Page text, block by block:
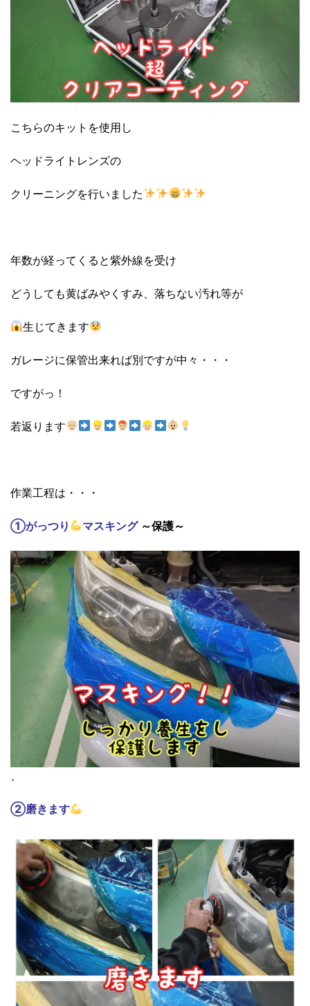
こちらのキットを使用し
ヘッドライトレンズの
クリーニングを行いました
年数が経ってくると紫外線を受け
どうしても黄ばみやくすみ、落ちない汚れ等が
生じてきます
ガレージに保管出来れば別ですが中々・・・
ですがっ！
若返ります
作業工程は・・・
①がっつり マスキング ～保護～
、
②磨きます